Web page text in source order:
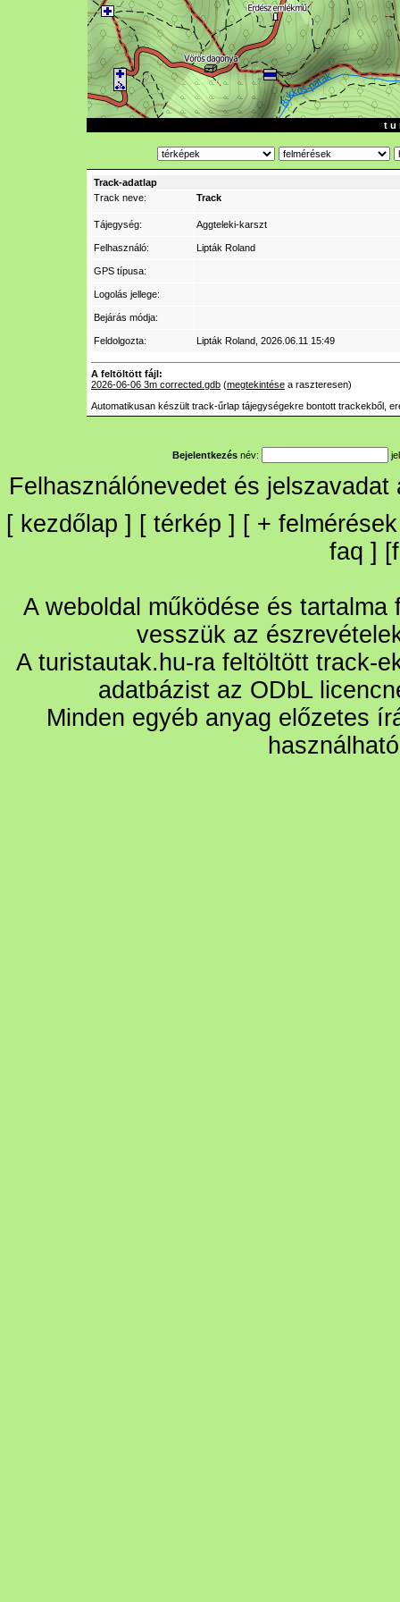
t u
Track-adatlap
Track neve:
Track
Tájegység: Aggteleki-karszt
Felhasználó: Lipták Roland
GPS típusa:
Logolás jellege:
Bejárás módja:
Feldolgozta: Lipták Roland , 2026.06.11 15:49
A feltöltött fájl:
2026-06-06 3m corrected.gdb (megtekintése a raszteresen)
Automatikusan készült track-űrlap tájegységekre bontott trackekből,
Bejelentkezés név:
Felhasználónevedet és
[ kezdőlap ] [ térkép ] [ + felmérések
faq ] [
A weboldal működése és
vesszük az
A turistautak.hu-ra feltöltött track-
adatbázist az ODbL
Minden egyéb anyag előzetes